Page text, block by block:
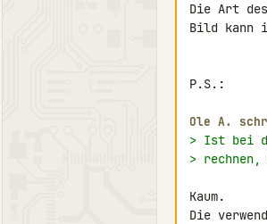
Die Art
Bild kann
P.S.:
Ole A.
> Ist bei
> rechnen,
Kaum.
Die